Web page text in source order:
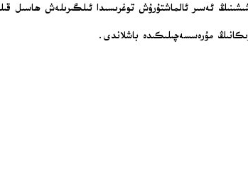
ئەسىر ئالماشتۇرۇش توغرىسىدا ئىلگىرىلەش ھاسىل
مۇرەسسەچىلىكىدە باشلاندى.